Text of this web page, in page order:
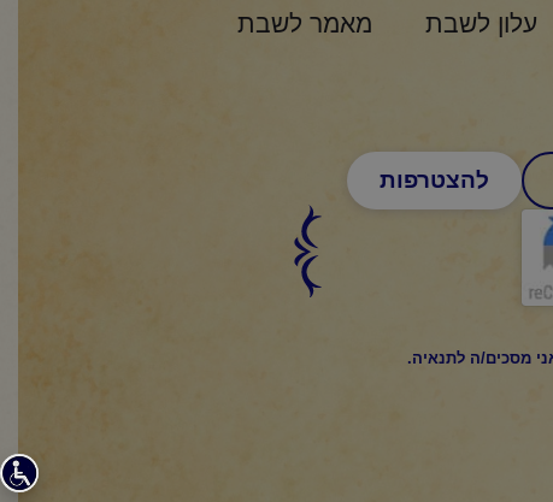
עלון לשבת מאמר לשבת